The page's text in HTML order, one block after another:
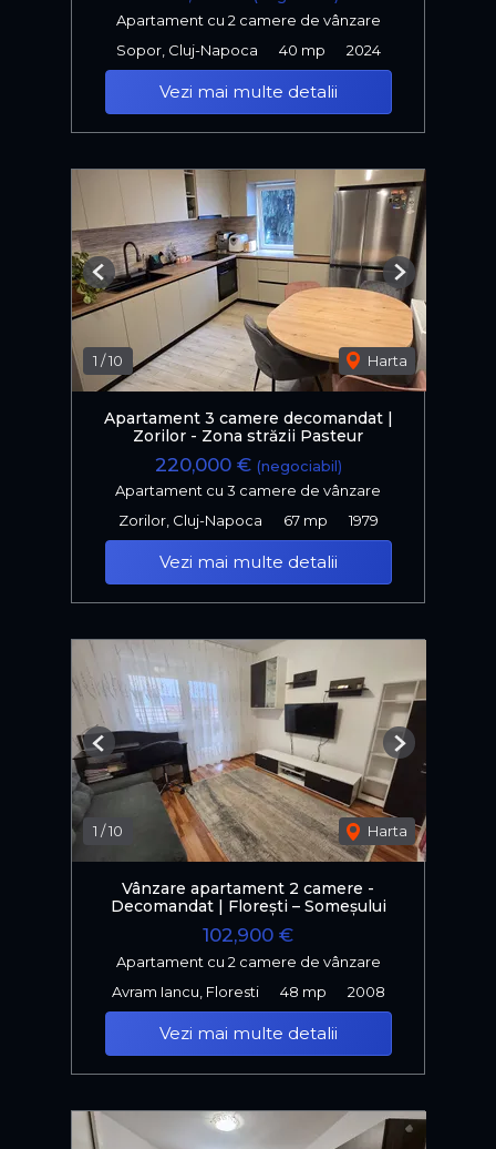
Apartament cu 2 camere de vânzare
Sopor, Cluj-Napoca
40 mp 2024
Vezi mai multe detalii
1 /10 Harta
Previous Next
Apartament 3 camere decomandat |
Zorilor - Zona străzii Pasteur
220,000 € (negociabil)
Apartament cu 3 camere de vânzare
Zorilor, Cluj-Napoca
67 mp 1979
Vezi mai multe detalii
1 /10 Harta
Previous Next
Vânzare apartament 2 camere -
Decomandat | Florești – Someșului
102,900 €
Apartament cu 2 camere de vânzare
Avram Iancu, Floresti
48 mp 2008
Vezi mai multe detalii